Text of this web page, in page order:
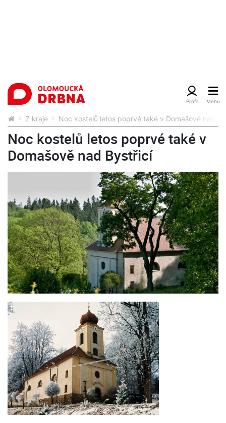
Z kraje Noc kostelů letos poprvé také v Domašově nad
Noc kostelů letos poprvé také v
Domašově nad Bystřicí